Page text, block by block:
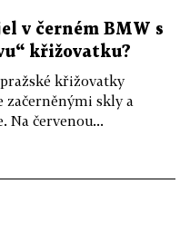
v černém BMW s
křižovatku?
křižovatky
skly a
Na červenou...